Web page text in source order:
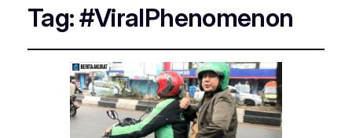
Tag:#ViralPhenomenon